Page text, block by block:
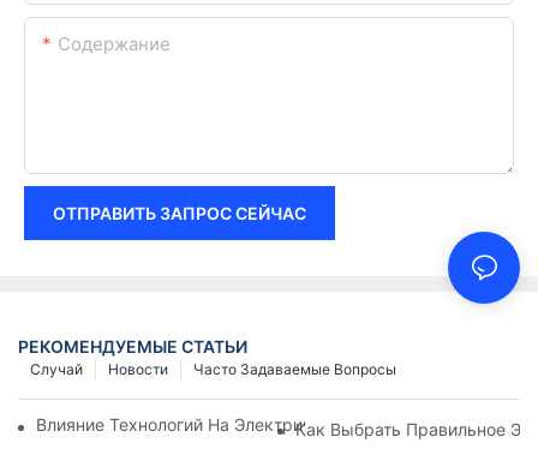
Содержание
ОТПРАВИТЬ ЗАПРОС СЕЙЧАС
РЕКОМЕНДУЕМЫЕ СТАТЬИ
Часто Задаваемые Вопросы
Новости
Случай
Влияние Технологий На Электрические Соединения В
Как Выбрать Правильное